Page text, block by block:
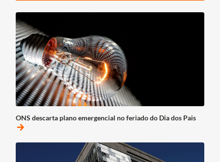
ONS descarta plano emergencial no feriado do Dia dos Pais
arrow_forward